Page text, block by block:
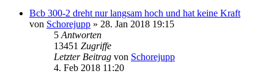
Bcb 300-2 dreht nur langsam hoch und hat keine Kraft
von Schorejupp » 28. Jan 2018 19:15
5 Antworten
13451 Zugriffe
Letzter Beitrag von Schorejupp
4. Feb 2018 11:20